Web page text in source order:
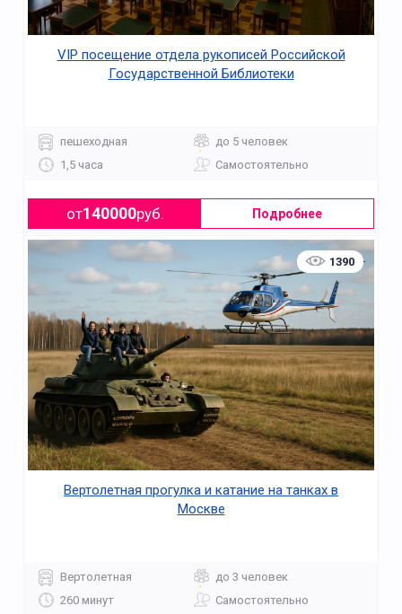
VIP посещение отдела рукописей Российской
Государственной Библиотеки
пешеходная
до 5 человек
1,5 часа
Самостоятельно
от140000руб. Подробнее
1390
Вертолетная прогулка и катание на танках в
Москве
Вертолетная
до 3 человек
260 минут
Самостоятельно